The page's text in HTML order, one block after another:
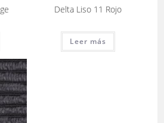
Delta Liso 11 Rojo
Leer más